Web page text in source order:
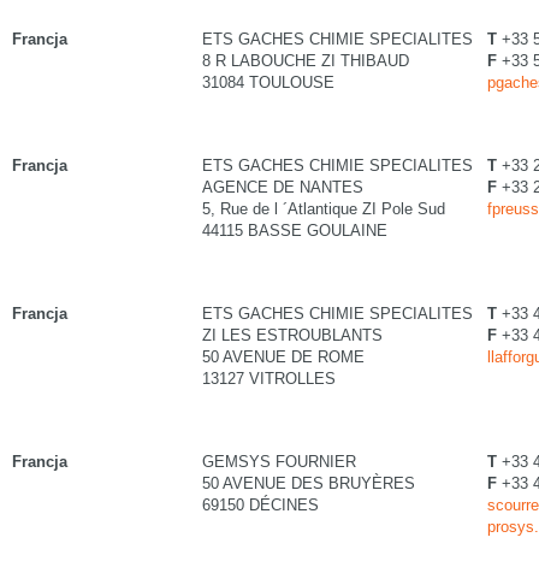
Francja
ETS GACHES CHIMIE SPECIALITES
8 R LABOUCHE ZI THIBAUD
31084 TOULOUSE
T +33
F +33
Francja
ETS GACHES CHIMIE SPECIALITES
AGENCE DE NANTES
5, Rue de l ´Atlantique ZI Pole Sud
44115 BASSE GOULAINE
T +33
F +33
Francja
ETS GACHES CHIMIE SPECIALITES
ZI LES ESTROUBLANTS
50 AVENUE DE ROME
13127 VITROLLES
T +33
F +33
Francja
GEMSYS FOURNIER
50 AVENUE DES BRUYÈRES
69150 DÉCINES
T +33
F +33